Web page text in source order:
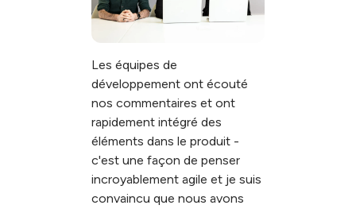
Les équipes de
développement ont écouté
nos commentaires et ont
rapidement intégré des
éléments dans le produit -
c'est une façon de penser
incroyablement agile et je suis
convaincu que nous avons